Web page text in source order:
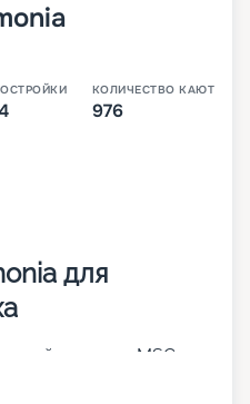
КОЛИЧЕСТВО КАЮТ
976
для
в классе MSC